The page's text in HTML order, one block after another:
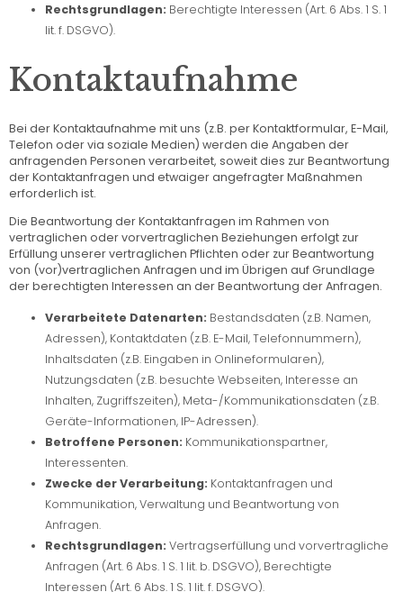
Rechtsgrundlagen: Berechtigte Interessen (Art. 6 Abs. 1 S. 1
lit. f. DSGVO).
Kontaktaufnahme
Bei der Kontaktaufnahme mit uns (z.B. per Kontaktformular, E-Mail,
Telefon oder via soziale Medien) werden die Angaben der
anfragenden Personen verarbeitet, soweit dies zur Beantwortung
der Kontaktanfragen und etwaiger angefragter Maßnahmen
erforderlich ist.
Die Beantwortung der Kontaktanfragen im Rahmen von
vertraglichen oder vorvertraglichen Beziehungen erfolgt zur
Erfüllung unserer vertraglichen Pflichten oder zur Beantwortung
von (vor)vertraglichen Anfragen und im Übrigen auf Grundlage
der berechtigten Interessen an der Beantwortung der Anfragen.
Verarbeitete Datenarten: Bestandsdaten (z.B. Namen,
Adressen), Kontaktdaten (z.B. E-Mail, Telefonnummern),
Inhaltsdaten (z.B. Eingaben in Onlineformularen),
Nutzungsdaten (z.B. besuchte Webseiten, Interesse an
Inhalten, Zugriffszeiten), Meta-/Kommunikationsdaten (z.B.
Geräte-Informationen, IP-Adressen).
Betroffene Personen: Kommunikationspartner,
Interessenten.
Zwecke der Verarbeitung: Kontaktanfragen und
Kommunikation, Verwaltung und Beantwortung von
Anfragen.
Rechtsgrundlagen: Vertragserfüllung und vorvertragliche
Anfragen (Art. 6 Abs. 1 S. 1 lit. b. DSGVO), Berechtigte
Interessen (Art. 6 Abs. 1 S. 1 lit. f. DSGVO).